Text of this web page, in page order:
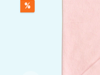
%